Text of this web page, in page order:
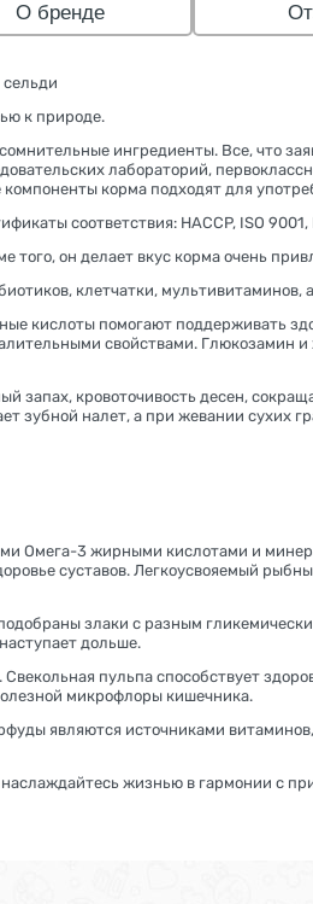
О бренде
к природе.
ингредиенты. Все, что
лабораторий,
корма подходят для
соответствия: HACCP, ISO 9001,
он делает вкус корма очень
клетчатки, мультивитаминов,
кислоты помогают поддерживать
свойствами. Глюкозамин
запах, кровоточивость десен,
налет, а при жевании сухих
Омега-3 жирными кислотами и
суставов. Легкоусвояемый
злаки с разным
дольше.
пульпа способствует
микрофлоры кишечника.
являются источниками
жизнью в гармонии с